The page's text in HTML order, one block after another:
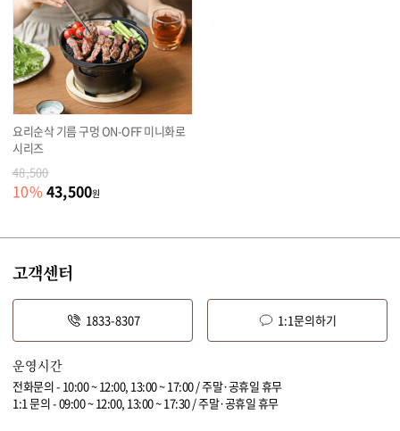
요리순삭 기름 구멍 ON-OFF 미니화로
시리즈
48,500
10% 43,500원
고객센터
1833-8307 1:1문의하기
운영시간
전화문의 - 10:00 ~ 12:00, 13:00 ~ 17:00 / 주말·공휴일 휴무
1:1 문의 - 09:00 ~ 12:00, 13:00 ~ 17:30 / 주말·공휴일 휴무